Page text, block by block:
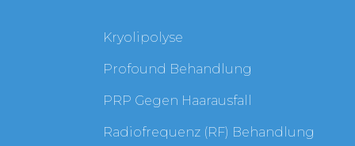
Kryolipolyse
Profound Behandlung
PRP Gegen Haarausfall
Radiofrequenz (RF) Behandlung